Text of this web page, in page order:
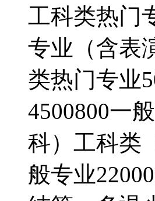
工科类热门
专业（含表
类热门专业
4500800一
科）工科类
般专业